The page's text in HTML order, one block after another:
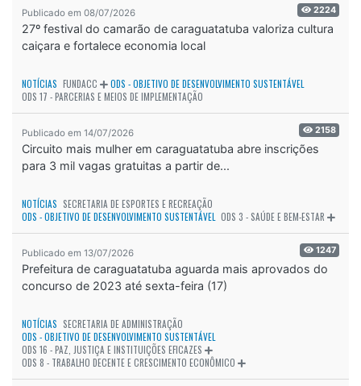
Publicado em 08/07/2026 2224
27º festival do camarão de caraguatatuba valoriza cultura
caiçara e fortalece economia local
NOTÍCIAS FUNDACC
ODS - OBJETIVO DE DESENVOLVIMENTO SUSTENTÁVEL
ODS 17 - PARCERIAS E MEIOS DE IMPLEMENTAÇÃO
Publicado em 14/07/2026 2158
Circuito mais mulher em caraguatatuba abre inscrições
para 3 mil vagas gratuitas a partir de...
NOTÍCIAS SECRETARIA DE ESPORTES E RECREAÇÃO
ODS - OBJETIVO DE DESENVOLVIMENTO SUSTENTÁVEL ODS 3 - SAÚDE E BEM-ESTAR
Publicado em 13/07/2026 1247
Prefeitura de caraguatatuba aguarda mais aprovados do
concurso de 2023 até sexta-feira (17)
NOTÍCIAS SECRETARIA DE ADMINISTRAÇÃO
ODS - OBJETIVO DE DESENVOLVIMENTO SUSTENTÁVEL
ODS 16 - PAZ, JUSTIÇA E INSTITUIÇÕES EFICAZES
ODS 8 - TRABALHO DECENTE E CRESCIMENTO ECONÔMICO